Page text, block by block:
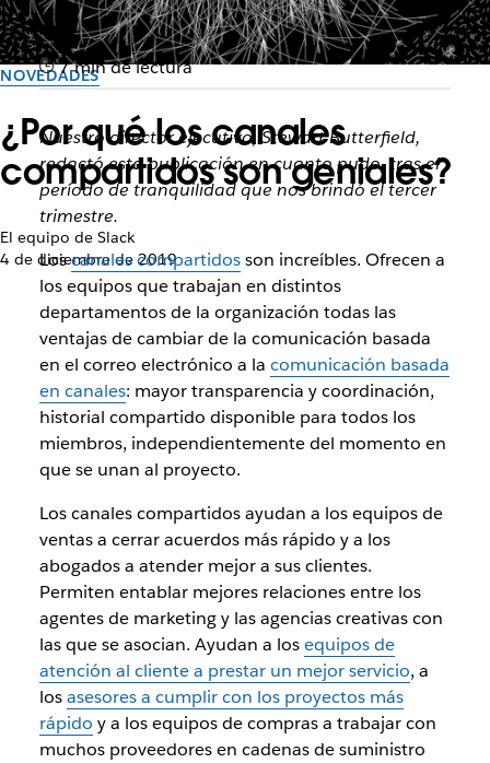
NOVEDADES
¿Por qué los canales
compartidos son geniales?
El equipo de Slack
4 de diciembre de 2019
7 min de lectura
Nuestro director ejecutivo, Stewart Butterfield,
redactó esta publicación en cuanto pudo, tras el
período de tranquilidad que nos brindó el tercer
trimestre.
Loscanales compartidosson increíbles. Ofrecen a
los equipos que trabajan en distintos
departamentos de la organización todas las
ventajas de cambiar de la comunicación basada
en el correo electrónico a la comunicación basada
en canales: mayor transparencia y coordinación,
historial compartido disponible para todos los
miembros, independientemente del momento en
que se unan al proyecto.
Los canales compartidos ayudan a los equipos de
ventas a cerrar acuerdos más rápido y a los
abogados a atender mejor a sus clientes.
Permiten entablar mejores relaciones entre los
agentes de marketing y las agencias creativas con
las que se asocian. Ayudan a losequipos de
atención al cliente a prestar un mejor servicio, a
losasesores a cumplir con los proyectos más
rápido y a los equipos de compras a trabajar con
muchos proveedores en cadenas de suministro